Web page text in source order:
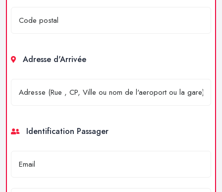
Adresse d'Arrivée
Identification Passager